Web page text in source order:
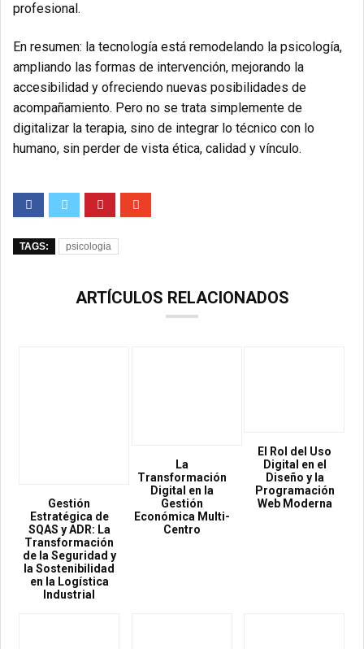
profesional.
En resumen: la tecnología está remodelando la psicología,
ampliando las formas de intervención, mejorando la
accesibilidad y ofreciendo nuevas posibilidades de
acompañamiento. Pero no se trata simplemente de
digitalizar la terapia, sino de integrar lo técnico con lo
humano, sin perder de vista ética, calidad y vínculo.
TAGS: psicologia
ARTÍCULOS RELACIONADOS
Gestión
Estratégica de
SQAS y ADR: La
Transformación
de la Seguridad y
la Sostenibilidad
en la Logística
Industrial
La
Transformación
Digital en la
Gestión
Económica Multi-
Centro
El Rol del Uso
Digital en el
Diseño y la
Programación
Web Moderna